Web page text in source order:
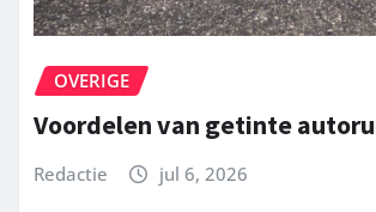
OVERIGE
Voordelen van getinte
Redactie jul 6, 2026